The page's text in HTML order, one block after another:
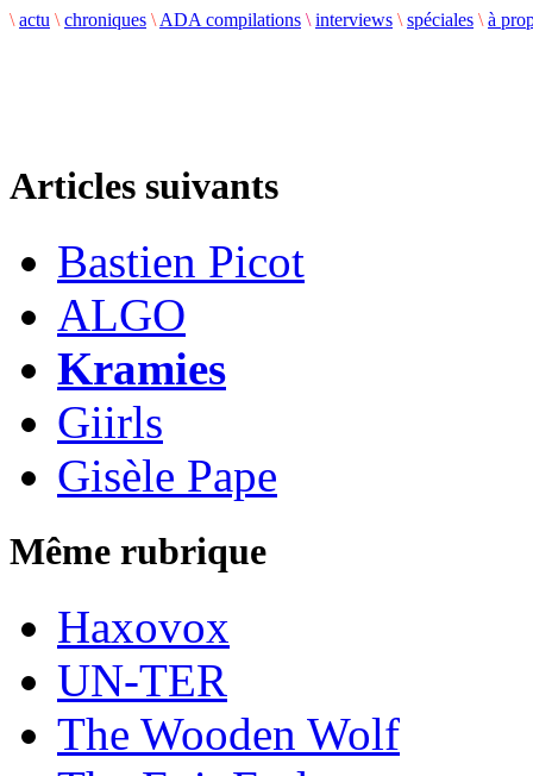
\ actu \ chroniques \ ADA compilations \ interviews \ spéciales \ à
Articles suivants
Bastien Picot
ALGO
Kramies
Giirls
Gisèle Pape
Même rubrique
Haxovox
UN-TER
The Wooden Wolf